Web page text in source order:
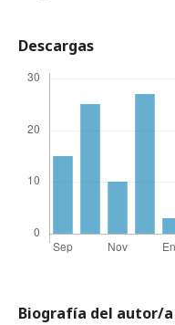
Descargas
Biografía del autor/a